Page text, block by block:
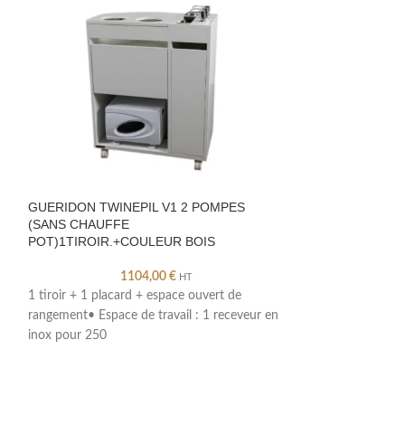
GUERIDON TWINEPIL V1 2 POMPES
(SANS CHAUFFE
POT)1TIROIR.+COULEUR BOIS
1104,00€ HT
1 tiroir + 1 placard + espace ouvert de
rangement• Espace de travail : 1 receveur en
inox pour 250